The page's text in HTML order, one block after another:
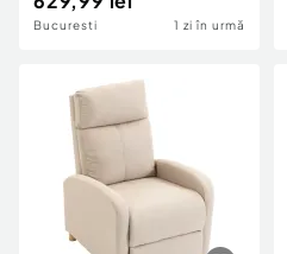
Frezate, 60x40x80 cm,
Bucuresti 1 zi în urmă